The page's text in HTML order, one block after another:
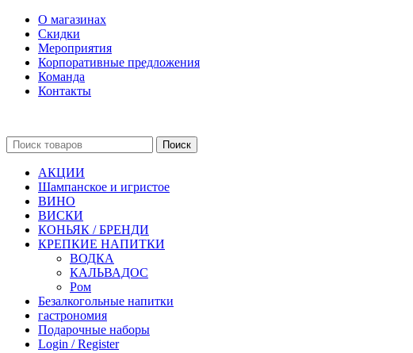
О магазинах
Скидки
Мероприятия
Корпоративные предложения
Команда
Контакты
Поиск
АКЦИИ
Шампанское и игристое
ВИНО
ВИСКИ
КОНЬЯК / БРЕНДИ
КРЕПКИЕ НАПИТКИ
ВОДКА
КАЛЬВАДОС
Ром
Безалкогольные напитки
гастрономия
Подарочные наборы
Login / Register